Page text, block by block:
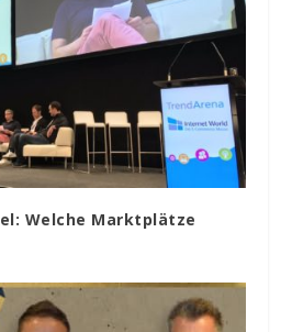
Welche Marktplätze